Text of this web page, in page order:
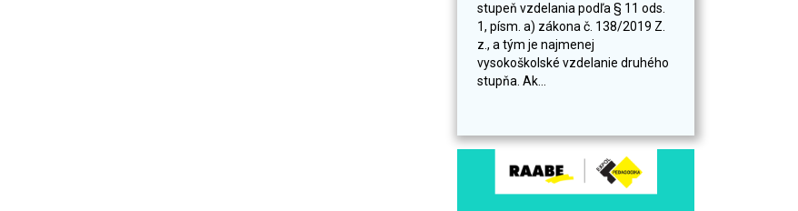
stupeň vzdelania podľa § 11 ods.
1, písm. a) zákona č. 138/2019 Z.
z., a tým je najmenej
vysokoškolské vzdelanie druhého
stupňa. Ak...